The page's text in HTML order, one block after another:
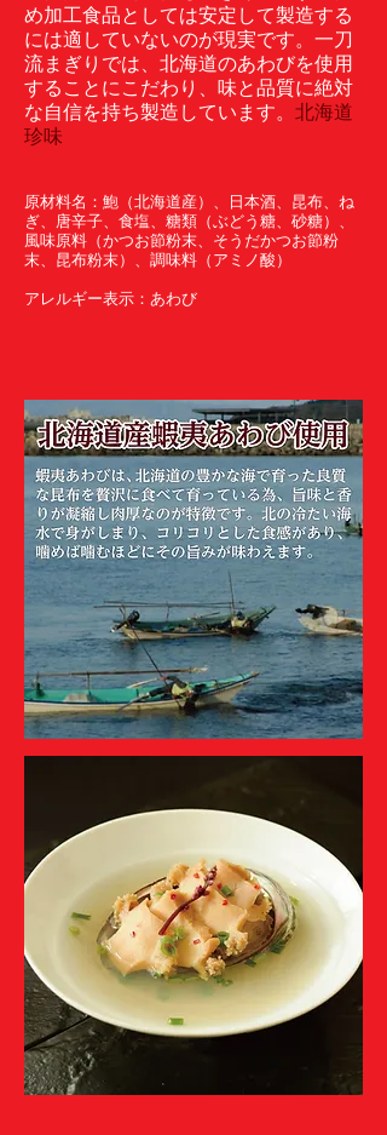
め加工食品としては安定して製造する
には適していないのが現実です。 一刀
流まぎりでは、北海道のあわびを使用
することにこだわり、味と品質に絶対
な自信を持ち製造しています。 北海道
珍味
原材料名：鮑（北海道産）、日本酒、昆布、ね
ぎ、唐辛子、食塩、糖類（ぶどう糖、砂糖）、
風味原料（かつお節粉末、そうだかつお節粉
末、昆布粉末）、調味料（アミノ酸）
アレルギー表示：あわび